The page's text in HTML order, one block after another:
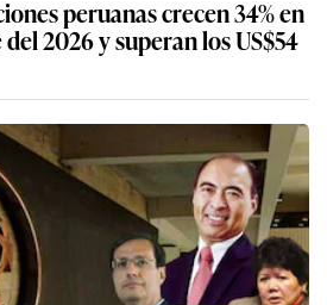
peruanas crecen 34% en
2026 y superan los US$54